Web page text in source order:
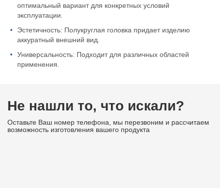
оптимальный вариант для конкретных условий
эксплуатации.
Эстетичность: Полукруглая головка придает изделию
аккуратный внешний вид.
Универсальность: Подходит для различных областей
применения.
Не нашли то, что искали?
Оставьте Ваш номер телефона, мы перезвоним и рассчитаем
возможность изготовления вашего продукта